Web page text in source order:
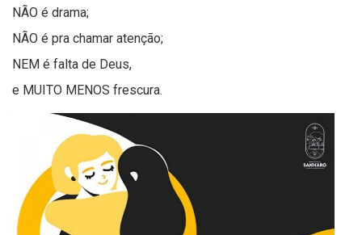
NÃO é drama;
NÃO é pra chamar atenção;
NEM é falta de Deus,
e MUITO MENOS frescura.